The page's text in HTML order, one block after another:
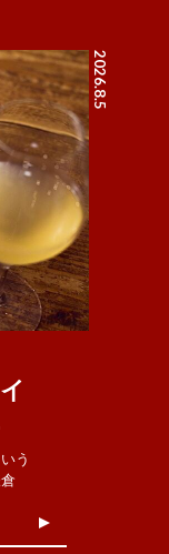
2026.8.5
う